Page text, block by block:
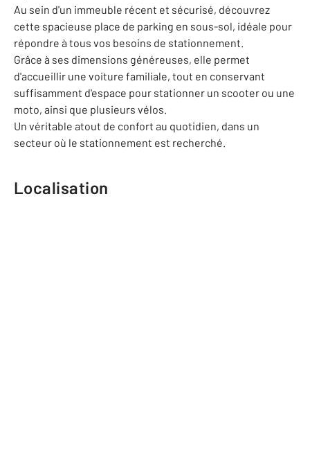
Au sein d'un immeuble récent et sécurisé, découvrez
cette spacieuse place de parking en sous-sol, idéale pour
répondre à tous vos besoins de stationnement.
Grâce à ses dimensions généreuses, elle permet
d'accueillir une voiture familiale, tout en conservant
suffisamment d'espace pour stationner un scooter ou une
moto, ainsi que plusieurs vélos.
Un véritable atout de confort au quotidien, dans un
secteur où le stationnement est recherché.
Localisation